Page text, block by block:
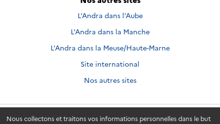
Nous collectons et traitons vos informations personnelles dans le but
L'Andra dans l'Aube
L'Andra dans la Manche
L'Andra dans la Meuse/Haute-Marne
Site international
Nos autres sites
Andra.fr © 2026 - Andra. Tous droits réservés.